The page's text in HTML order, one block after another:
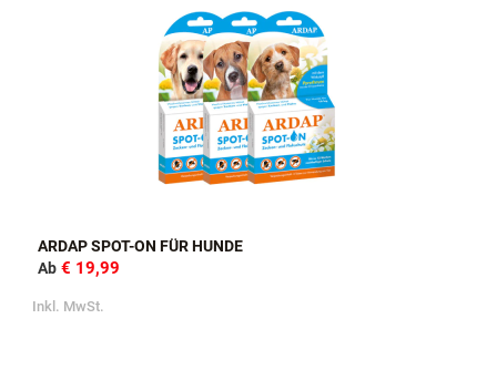
ARDAP SPOT-ON FÜR HUNDE
Ab € 19,99
Inkl. MwSt.